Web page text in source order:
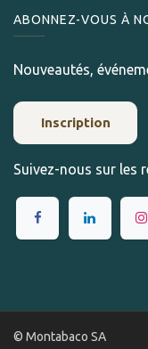
ABONNEZ-VOUS À
Nouveautés,
Inscription
Suivez-nous sur les
© Montabaco SA